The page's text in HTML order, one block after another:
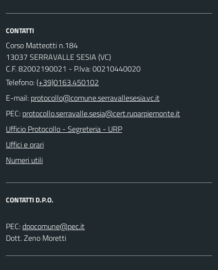
CONTATTI
Corso Matteotti n.184
13037 SERRAVALLE SESIA (VC)
C.F. 82002190021 - P.Iva: 00210440020
Telefono:(+39)0163.450102
E-mail:
PEC:
Ufficio Protocollo - Segreteria - URP
Uffici e orari
Numeri utili
CONTATTI D.P.O.
PEC:
Dott. Zeno Moretti